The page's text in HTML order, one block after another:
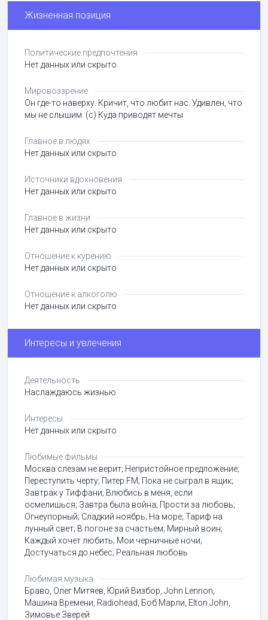
Жизненная позиция
Политические предпочтения
Нет данных или скрыто
Мировоззрение
Он где-то наверху. Кричит, что любит нас. Удивлен, что
мы не слышим. (c) Куда приводят мечты
Главное в людях
Нет данных или скрыто
Источники вдохновения
Нет данных или скрыто
Главное в жизни
Нет данных или скрыто
Отношение к курению
Нет данных или скрыто
Отношение к алкоголю
Нет данных или скрыто
Интересы и увлечения
Деятельность
Наслаждаюсь жизнью
Интересы
Нет данных или скрыто
Любимые фильмы
Москва слезам не верит; Непристойное предложение;
Переступить черту; Питер FM; Пока не сыграл в ящик;
Завтрак у Тиффани; Влюбись в меня, если
осмелишься; Завтра была война; Прости за любовь;
Огнеупорный; Сладкий ноябрь; На море; Тариф на
лунный свет; В погоне за счастьем; Мирный воин;
Каждый хочет любить; Мои черничные ночи;
Достучаться до небес; Реальная любовь
Любимая музыка
Браво, Олег Митяев, Юрий Визбор, John Lennon,
Машина Времени, Radiohead, Боб Марли, Elton John,
Зимовье Зверей